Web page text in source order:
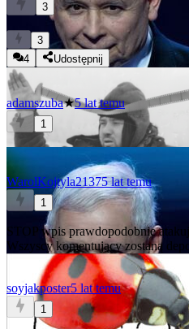
3
3
4
Udostępnij
adamszuba★5 lat temu
1
WarolKojtyla21375 lat temu
1
STOP wpis prawdopodobnie
Wszyscy komentujący zostaną
soyjakposter5 lat temu
1